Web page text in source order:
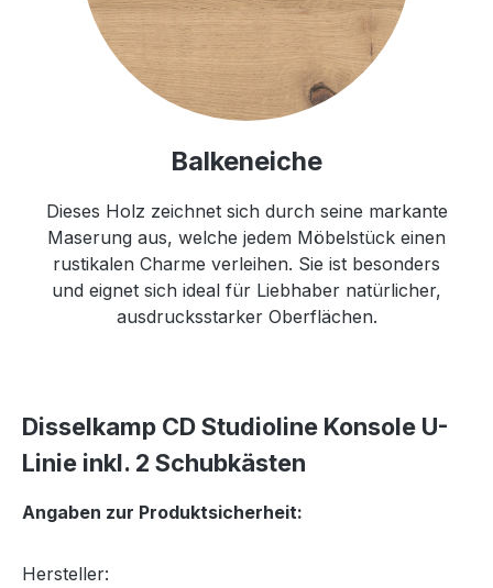
Balkeneiche
Dieses Holz zeichnet sich durch seine markante
Maserung aus, welche jedem Möbelstück einen
rustikalen Charme verleihen. Sie ist besonders
und eignet sich ideal für Liebhaber natürlicher,
ausdrucksstarker Oberflächen.
Disselkamp CD Studioline Konsole U-
Linie inkl. 2 Schubkästen
Angaben zur Produktsicherheit:
Hersteller: